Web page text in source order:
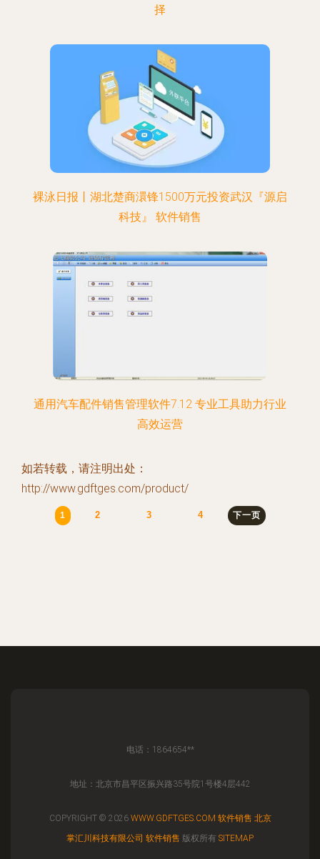
择
裸泳日报丨湖北楚商澴锋1500万元投资武汉『源启
科技』 软件销售
通用汽车配件销售管理软件7.12 专业工具助力行业
高效运营
如若转载，请注明出处：
http://www.gdftges.com/product/
1 2 3 4 下一页
电话：1864654**
地址：北京市昌平区振兴路35号院1号楼4层442
COPYRIGHT © 2026 WWW.GDFTGES.COM 软件销售 北京
掌汇川科技有限公司 软件销售 版权所有 SITEMAP